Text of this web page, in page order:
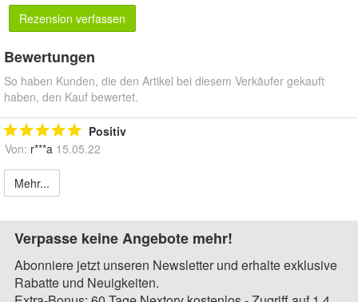
Rezension verfassen
Bewertungen
So haben Kunden, die den Artikel bei diesem Verkäufer gekauft
haben, den Kauf bewertet.
Positiv
Von: r***a 15.05.22
Mehr...
Verpasse keine Angebote mehr!
Abonniere jetzt unseren Newsletter und erhalte exklusive
Rabatte und Neuigkeiten.